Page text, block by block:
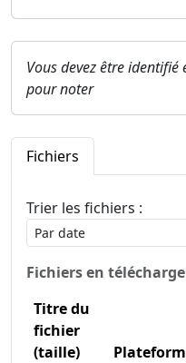
Vous devez être
pour noter
Fichiers
Trier les fichiers :
Fichiers en
Titre du
fichier
(taille)